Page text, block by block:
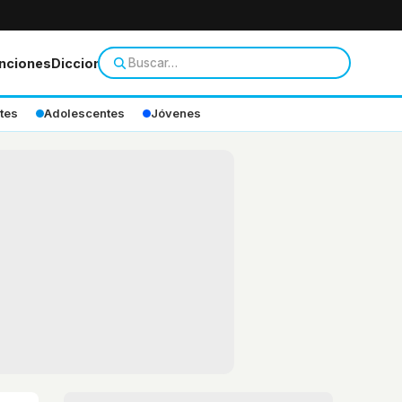
Diccionario
Adolescentes Jóvenes